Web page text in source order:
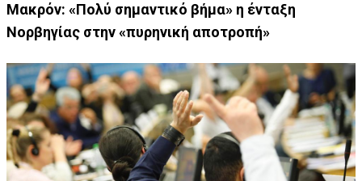
Μακρόν: «Πολύ σημαντικό βήμα» η ένταξη
Νορβηγίας στην «πυρηνική αποτροπή»